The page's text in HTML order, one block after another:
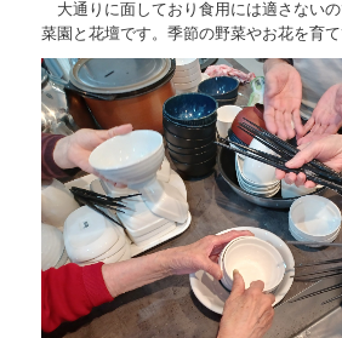
大通りに面しており食用には適さない
菜園と花壇です。季節の野菜やお花を育て